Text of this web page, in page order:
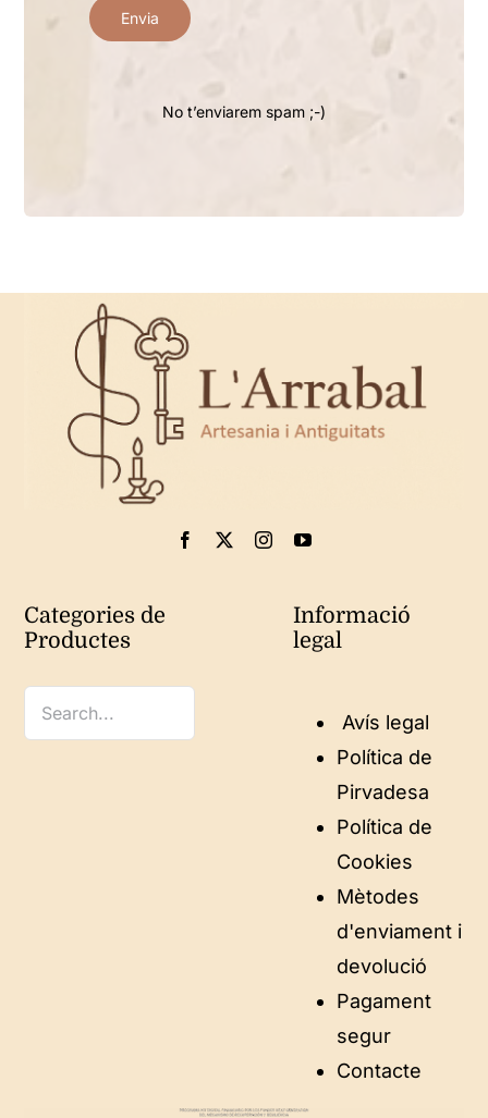
No t’enviarem spam ;-)
Categories de
Productes
Informació
legal
Avís legal
Política de
Pirvadesa
Política de
Cookies
Mètodes
d'enviament i
devolució
Pagament
segur
Contacte